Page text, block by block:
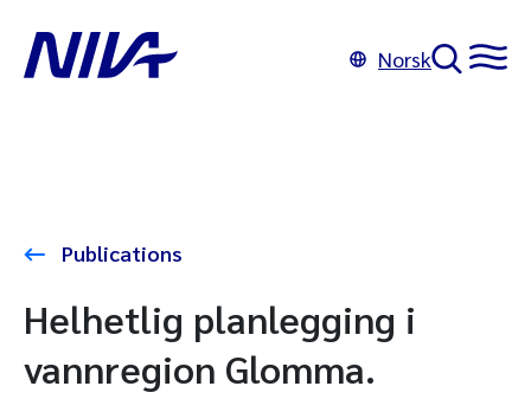
Norsk
Publications
Helhetlig planlegging i
vannregion Glomma.